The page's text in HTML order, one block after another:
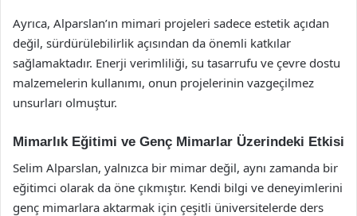
Ayrıca, Alparslan’ın mimari projeleri sadece estetik açıdan
değil, sürdürülebilirlik açısından da önemli katkılar
sağlamaktadır. Enerji verimliliği, su tasarrufu ve çevre dostu
malzemelerin kullanımı, onun projelerinin vazgeçilmez
unsurları olmuştur.
Mimarlık Eğitimi ve Genç Mimarlar Üzerindeki Etkisi
Selim Alparslan, yalnızca bir mimar değil, aynı zamanda bir
eğitimci olarak da öne çıkmıştır. Kendi bilgi ve deneyimlerini
genç mimarlara aktarmak için çeşitli üniversitelerde ders